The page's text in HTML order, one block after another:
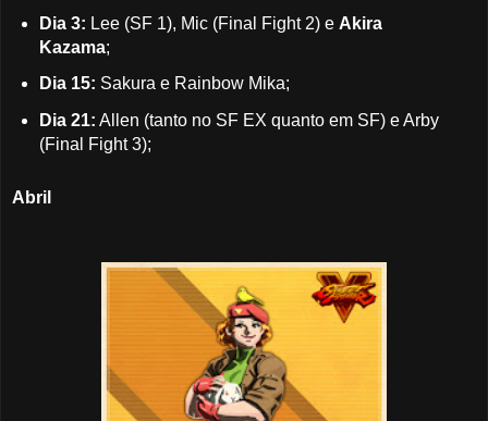
Dia 3: Lee (SF 1), Mic (Final Fight 2) e Akira
Kazama;
Dia 15: Sakura e Rainbow Mika;
Dia 21: Allen (tanto no SF EX quanto em SF) e Arby
(Final Fight 3);
Abril